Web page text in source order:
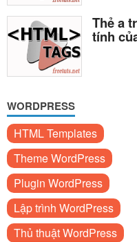
Thẻ a
tính
WORDPRESS
HTML Templates
Theme WordPress
Plugin WordPress
Lập trình WordPress
Thủ thuật WordPress